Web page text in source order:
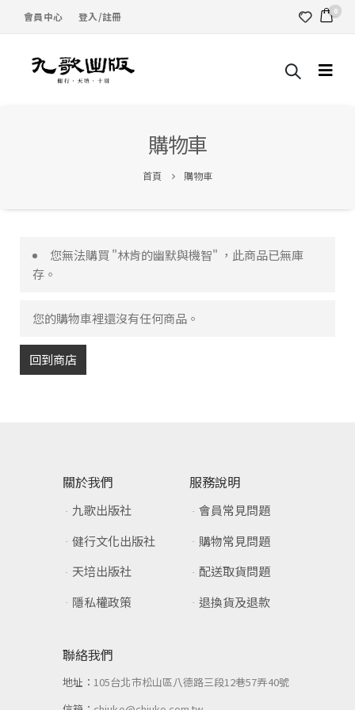
會員中心 登入/註冊 0
購物車
首頁 購物車
您無法購買 "林肯的幽默與機智" ，此商品已無庫
存。
您的購物車裡還沒有任何商品。
回到商店
關於我們
九歌出版社
健行文化出版社
天培出版社
隱私權政策
服務說明
會員常見問題
購物常見問題
配送取貨問題
退換貨及退款
聯絡我們
地址：105台北市松山區八德路三段12巷57弄40號